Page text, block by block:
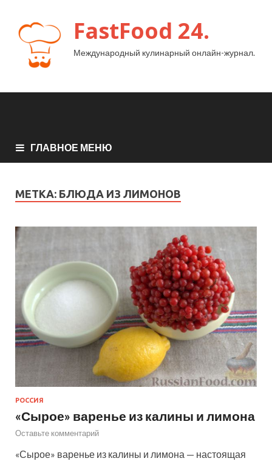
FastFood 24.
Международный кулинарный онлайн-журнал.
ГЛАВНОЕ МЕНЮ
МЕТКА: БЛЮДА ИЗ ЛИМОНОВ
РОССИЯ
«Сырое» варенье из калины и лимона
Оставьте комментарий
«Сырое» варенье из калины и лимона — настоящая